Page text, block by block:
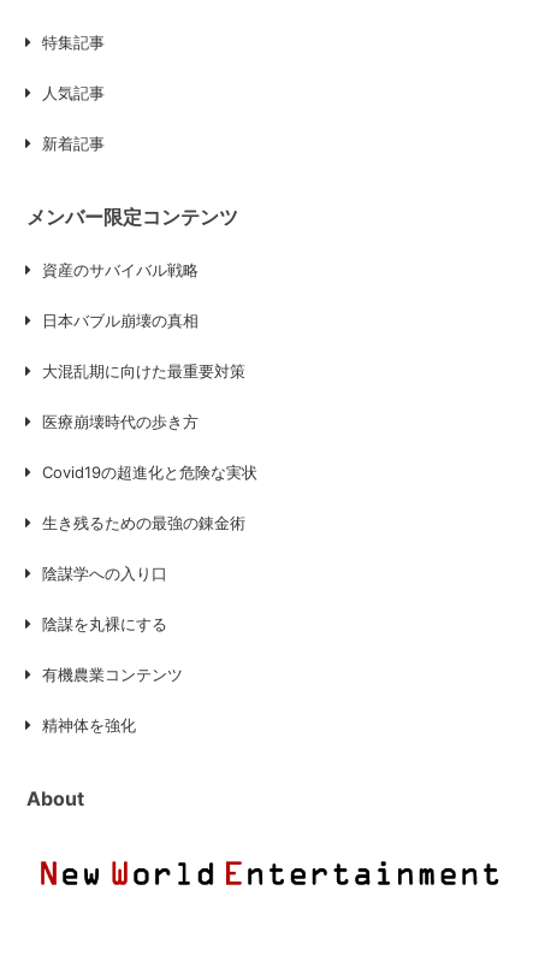
特集記事
人気記事
新着記事
メンバー限定コンテンツ
資産のサバイバル戦略
日本バブル崩壊の真相
大混乱期に向けた最重要対策
医療崩壊時代の歩き方
Covid19の超進化と危険な実状
生き残るための最強の錬金術
陰謀学への入り口
陰謀を丸裸にする
有機農業コンテンツ
精神体を強化
About